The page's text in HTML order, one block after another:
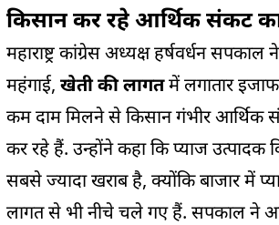
किसान कर रहे आर्थिक संकट
महाराष्ट्र कांग्रेस अध्यक्ष हर्षवर्धन
महंगाई, खेती की लागतमें लगातार
कम दाम मिलने से किसान गंभीर आर्थिक
कर रहे हैं. उन्होंने कहा कि प्याज उत्पादक
सबसे ज्यादा खराब है, क्योंकि बाजार में
लागत से भी नीचे चले गए हैं. सपकाल ने